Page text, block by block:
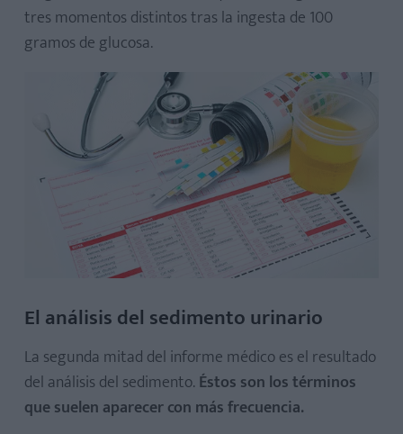
tres momentos distintos tras la ingesta de 100
gramos de glucosa.
El análisis del sedimento urinario
La segunda mitad del informe médico es el resultado
del análisis del sedimento. Éstos son los términos
que suelen aparecer con más frecuencia.